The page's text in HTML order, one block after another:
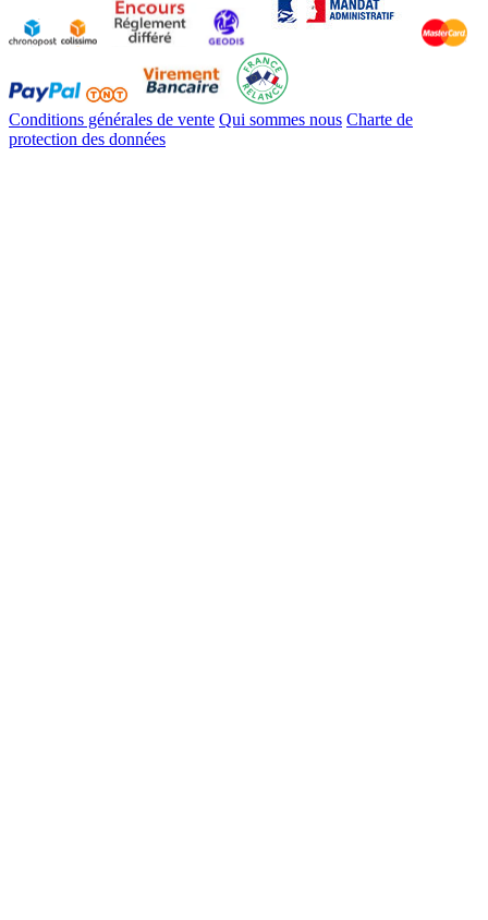
Conditions générales de vente Qui sommes nous Charte de
protection des données